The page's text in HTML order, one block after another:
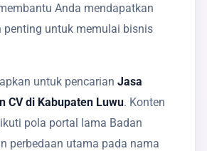
Anda mendapatkan
penting untuk memulai bisnis
untuk pencarian Jasa
CV di Kabupaten Luwu. Konten
pola portal lama Badan
perbedaan utama pada nama